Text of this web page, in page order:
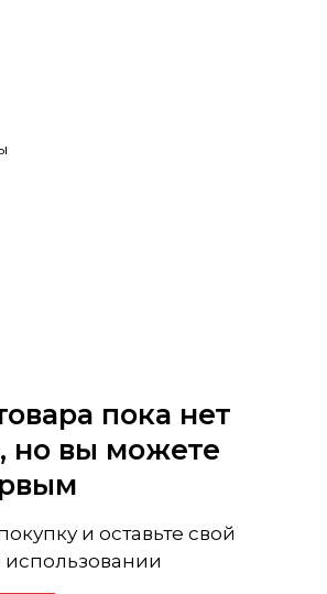
пока нет
но вы можете
и оставьте свой
использовании